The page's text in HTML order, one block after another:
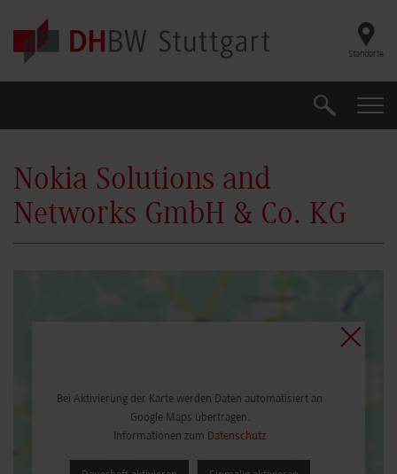
Skip to main content
Standorte
Suche
Nokia Solutions and
Networks GmbH & Co. KG
Bei Aktivierung der Karte werden Daten automatisiert an
Google Maps übertragen.
Informationen zum Datenschutz